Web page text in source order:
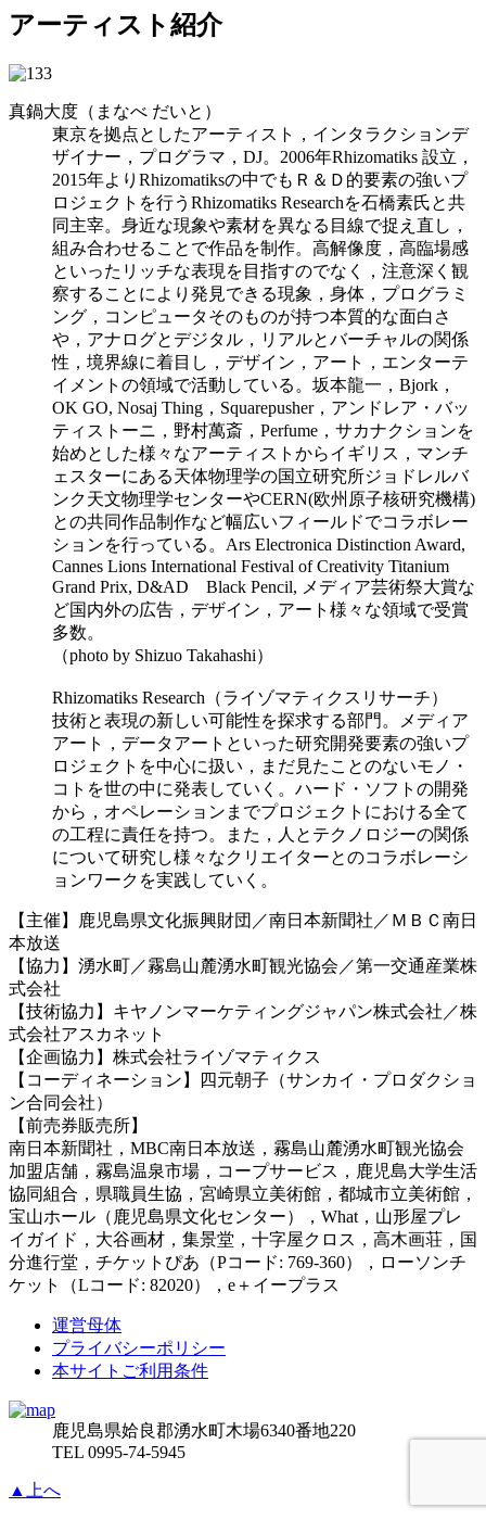
アーティスト紹介
真鍋大度（まなべ だいと）
東京を拠点としたアーティスト，インタラクションデ
ザイナー，プログラマ，DJ。2006年Rhizomatiks 設立，
2015年よりRhizomatiksの中でもＲ＆Ｄ的要素の強いプ
ロジェクトを行うRhizomatiks Researchを石橋素氏と共
同主宰。身近な現象や素材を異なる目線で捉え直し，
組み合わせることで作品を制作。高解像度，高臨場感
といったリッチな表現を目指すのでなく，注意深く観
察することにより発見できる現象，身体，プログラミ
ング，コンピュータそのものが持つ本質的な面白さ
や，アナログとデジタル，リアルとバーチャルの関係
性，境界線に着目し，デザイン，アート，エンターテ
イメントの領域で活動している。坂本龍一，Bjork，
OK GO, Nosaj Thing，Squarepusher，アンドレア・バッ
ティストーニ，野村萬斎，Perfume，サカナクションを
始めとした様々なアーティストからイギリス，マンチ
ェスターにある天体物理学の国立研究所ジョドレルバ
ンク天文物理学センターやCERN(欧州原子核研究機構)
との共同作品制作など幅広いフィールドでコラボレー
ションを行っている。Ars Electronica Distinction Award,
Cannes Lions International Festival of Creativity Titanium
Grand Prix, D&AD Black Pencil, メディア芸術祭大賞な
ど国内外の広告，デザイン，アート様々な領域で受賞
多数。
（photo by Shizuo Takahashi）
Rhizomatiks Research（ライゾマティクスリサーチ）
技術と表現の新しい可能性を探求する部門。メディア
アート，データアートといった研究開発要素の強いプ
ロジェクトを中心に扱い，まだ見たことのないモノ・
コトを世の中に発表していく。ハード・ソフトの開発
から，オペレーションまでプロジェクトにおける全て
の工程に責任を持つ。また，人とテクノロジーの関係
について研究し様々なクリエイターとのコラボレーシ
ョンワークを実践していく。
【主催】鹿児島県文化振興財団／南日本新聞社／ＭＢＣ南日
本放送
【協力】湧水町／霧島山麓湧水町観光協会／第一交通産業株
式会社
【技術協力】キヤノンマーケティングジャパン株式会社／株
式会社アスカネット
【企画協力】株式会社ライゾマティクス
【コーディネーション】四元朝子（サンカイ・プロダクショ
ン合同会社）
【前売券販売所】
南日本新聞社，MBC南日本放送，霧島山麓湧水町観光協会
加盟店舗，霧島温泉市場，コープサービス，鹿児島大学生活
協同組合，県職員生協，宮崎県立美術館，都城市立美術館，
宝山ホール（鹿児島県文化センター），What，山形屋プレ
イガイド，大谷画材，集景堂，十字屋クロス，高木画荘，国
分進行堂，チケットぴあ（Pコード: 769-360），ローソンチ
ケット（Lコード: 82020），e＋イープラス
運営母体
プライバシーポリシー
本サイトご利用条件
鹿児島県姶良郡湧水町木場6340番地220
TEL 0995-74-5945
▲上へ